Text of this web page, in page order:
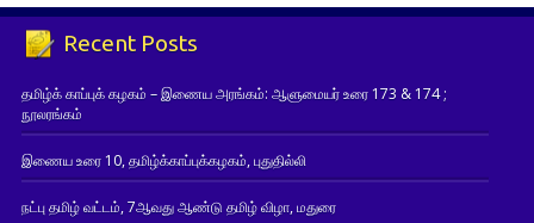
Recent Posts
தமிழ்க் காப்புக் கழகம் – இணைய அரங்கம்: ஆளுமையர் உரை 173 & 174 ;
நூலரங்கம்
இணைய உரை 10, தமிழ்க்காப்புக்கழகம், புதுதில்லி
நட்பு தமிழ் வட்டம், 7ஆவது ஆண்டு தமிழ் விழா, மதுரை